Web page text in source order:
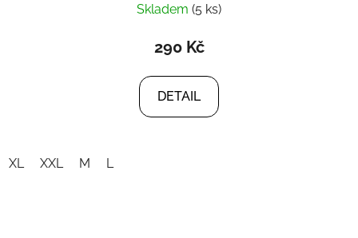
Skladem (5 ks)
290 Kč
DETAIL
XL XXL M L